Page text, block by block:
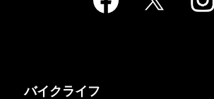
バイクライフ